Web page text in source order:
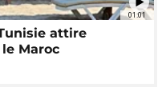
01:01
attire
Maroc